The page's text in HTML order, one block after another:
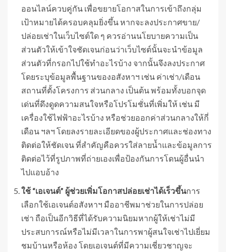
ออนไลน์ควบคู่กัน เพื่อขยายโอกาสในการเข้าถึงกลุ่ม
เป้าหมายได้ครอบคลุมยิ่งขึ้น หากจะลงประกาศขาย/
ปล่อยเช่าในเว็บไซต์ใด ๆ ควรอ่านนโยบายความเป็น
ส่วนตัวให้เข้าใจชัดเจนก่อนว่าเว็บไซต์นั้นจะนำข้อมูล
ส่วนตัวที่กรอกไปใช้ทำอะไรบ้าง จากนั้นจึงลงประกาศ
โดยระบุข้อมูลพื้นฐานของอสังหาฯ เช่น ค่าเช่า/เดือน
สถานที่ตั้งโครงการ ส่วนกลาง เป็นต้น พร้อมทั้งบอกจุด
เด่นที่ดึงดูดความสนใจหรือโปรโมชั่นที่เพิ่มให้ เช่น มี
เครื่องใช้ไฟฟ้าอะไรบ้าง หรือช่วยออกค่าส่วนกลางให้กี่
เดือน ฯลฯ โดยลงรายละเอียดของผู้ประกาศและช่องทาง
ติดต่อให้ชัดเจน ที่สำคัญคือควรใส่ลายน้ำและข้อมูลการ
ติดต่อไว้ที่รูปภาพที่ถ่ายเองเพื่อป้องกันการโดนผู้อื่นนำ
ไปแอบอ้าง
ใช้ “เอเจนต์” ผู้ช่วยเพิ่มโอกาสปล่อยเช่าได้เร็วขึ้นการ
เลือกใช้เอเจนต์อสังหาฯ มืออาชีพมาช่วยในการปล่อย
เช่า ถือเป็นอีกวิธีที่ได้รับความนิยมหากผู้ให้เช่าไม่มี
ประสบการณ์หรือไม่มีเวลาในการพาผู้สนใจเช่าไปเยี่ยม
ชมบ้านหรือห้อง โดยเอเจนต์ที่มีความเชี่ยวชาญจะ